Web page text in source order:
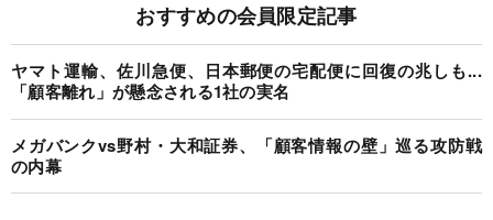
おすすめの会員限定記事
ヤマト運輸、佐川急便、日本郵便の宅配便に回復の兆しも...
「顧客離れ」が懸念される1社の実名
メガバンクvs野村・大和証券、「顧客情報の壁」巡る攻防戦
の内幕